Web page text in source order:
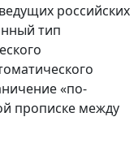
российских
тип
«по-
прописке между